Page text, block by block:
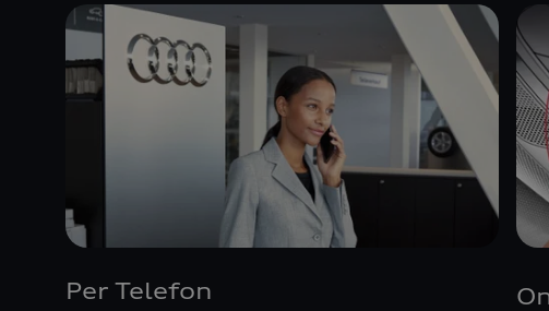
Per Telefon